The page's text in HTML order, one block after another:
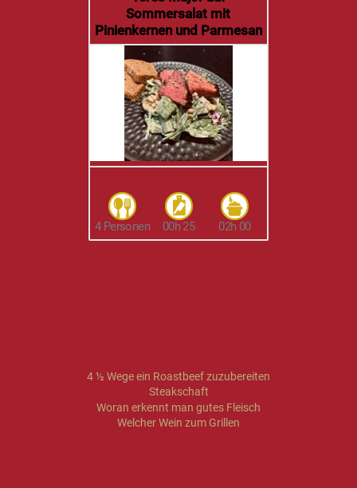
Sommersalat mit
Pinienkernen und Parmesan
4 Personen 00h 25 02h 00
4 ½ Wege ein Roastbeef zuzubereiten
Steakschaft
Woran erkennt man gutes Fleisch
Welcher Wein zum Grillen